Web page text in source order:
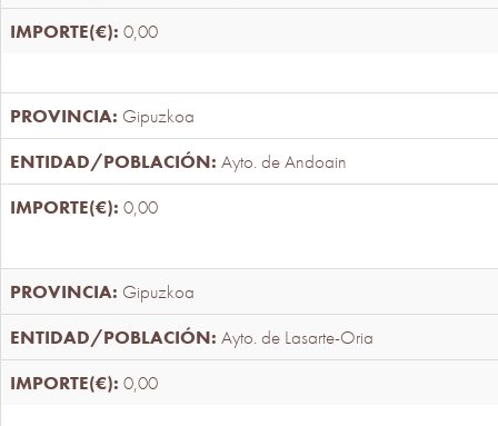
0,00
Gipuzkoa
Ayto. de Andoain
0,00
Gipuzkoa
Ayto. de Lasarte-Oria
0,00